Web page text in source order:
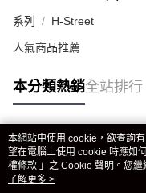
系列 H-Street
人氣商品推薦
本分類熱銷全站排行
熱門標籤
本網站中使用 cookie，欲查詢
望在電腦上使用 cookie 時應如
權條款 」之 Cookie 聲明。您
用條款之 Cookie 聲明使用
了解更多 >